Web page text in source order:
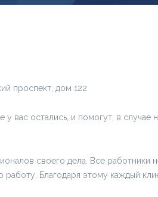
проспект, дом 122
вас остались, и помогут, в
своего дела. Все работники
Благодаря этому каждый